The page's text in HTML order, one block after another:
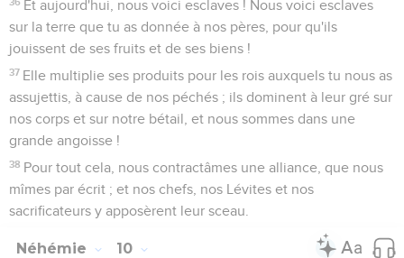
Et aujourd'hui, nous voici esclaves ! Nous voici esclaves
sur la terre que tu as donnée à nos pères, pour qu'ils
jouissent de ses fruits et de ses biens !
37 Elle multiplie ses produits pour les rois auxquels tu nous as
assujettis, à cause de nos péchés ; ils dominent à leur gré sur
nos corps et sur notre bétail, et nous sommes dans une
grande angoisse !
38 Pour tout cela, nous contractâmes une alliance, que nous
mîmes par écrit ; et nos chefs, nos Lévites et nos
sacrificateurs y apposèrent leur sceau.
Néhémie 10